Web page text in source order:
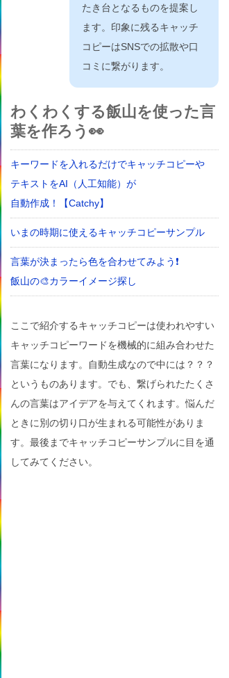
たき台となるものを提案し
ます。印象に残るキャッチ
コピーはSNSでの拡散や口
コミに繋がります。
わくわくする飯山を使った言
葉を作ろう👀
キーワードを入れるだけでキャッチコピーや
テキストをAI（人工知能）が
自動作成！【Catchy】
いまの時期に使えるキャッチコピーサンプル
言葉が決まったら色を合わせてみよう❗
飯山の🎨カラーイメージ探し
ここで紹介するキャッチコピーは使われやすい
キャッチコピーワードを機械的に組み合わせた
言葉になります。自動生成なので中には？？？
というものあります。でも、繋げられたたくさ
んの言葉はアイデアを与えてくれます。悩んだ
ときに別の切り口が生まれる可能性がありま
す。最後までキャッチコピーサンプルに目を通
してみてください。